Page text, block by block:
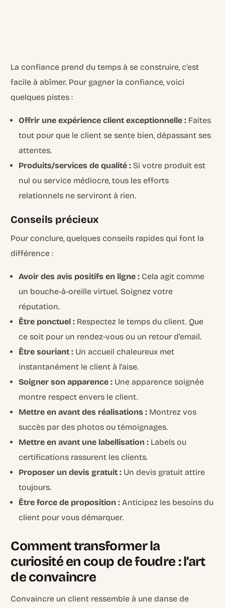
La confiance prend du temps à se construire, c’est
facile à abîmer. Pour gagner la confiance, voici
quelques pistes :
Offrir une expérience client exceptionnelle : Faites
tout pour que le client se sente bien, dépassant ses
attentes.
Produits/services de qualité : Si votre produit est
nul ou service médiocre, tous les efforts
relationnels ne serviront à rien.
Conseils précieux
Pour conclure, quelques conseils rapides qui font la
différence :
Avoir des avis positifs en ligne : Cela agit comme
un bouche-à-oreille virtuel. Soignez votre
réputation.
Être ponctuel : Respectez le temps du client. Que
ce soit pour un rendez-vous ou un retour d’email.
Être souriant : Un accueil chaleureux met
instantanément le client à l’aise.
Soigner son apparence : Une apparence soignée
montre respect envers le client.
Mettre en avant des réalisations : Montrez vos
succès par des photos ou témoignages.
Mettre en avant une labellisation : Labels ou
certifications rassurent les clients.
Proposer un devis gratuit : Un devis gratuit attire
toujours.
Être force de proposition : Anticipez les besoins du
client pour vous démarquer.
Comment transformer la
curiosité en coup de foudre : l’art
de convaincre
Convaincre un client ressemble à une danse de